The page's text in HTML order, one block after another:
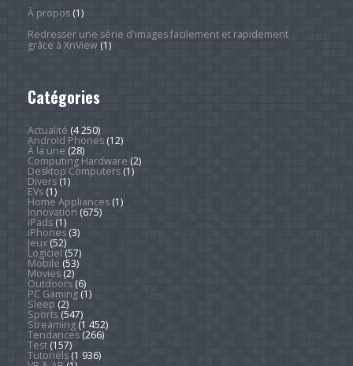
À propos(1)
Redresser une série d'images facilement et rapidement
grâce à XnView(1)
Catégories
Actualité (4 250)
Android Phones(12)
À la une (28)
Computing Hardware (2)
Desktop Computers(1)
Divers(1)
EVs(1)
Home Appliances(1)
Innovation (675)
iPads(1)
iPhones(3)
Jeux(52)
Logiciel (57)
Mobile (53)
Movies(2)
Outdoors(6)
PC Gaming(1)
Sleep (2)
Sports(547)
Streaming(1 452)
Tendances(266)
Test(157)
Tutoriels(1 936)